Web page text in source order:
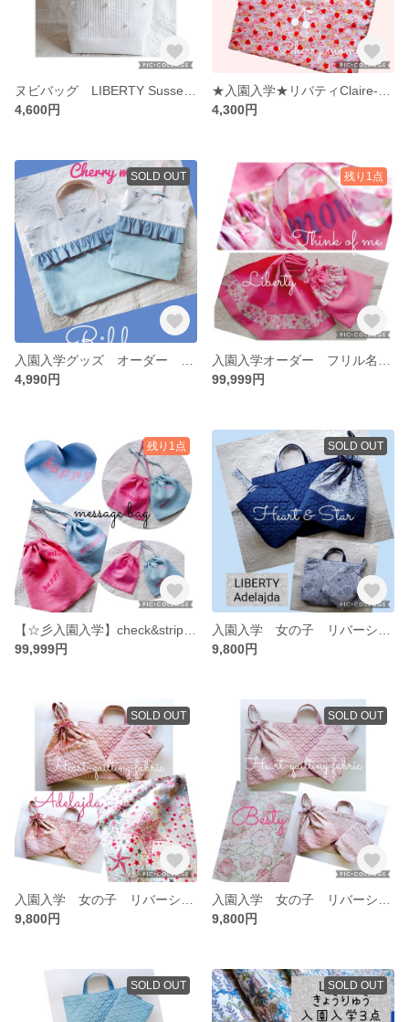
4,600円
4,300円
SOLD OUT
4,990円
残り1点
99,999円
残り1点
99,999円
SOLD OUT
9,800円
SOLD OUT
9,800円
SOLD OUT
9,800円
SOLD OUT SOLD OUT